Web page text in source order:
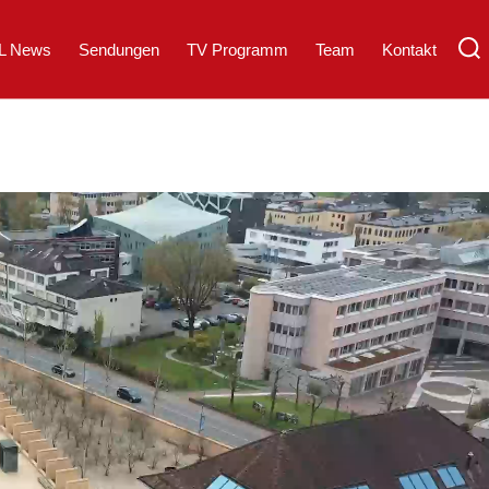
News Sendungen TV Programm Team Kontakt